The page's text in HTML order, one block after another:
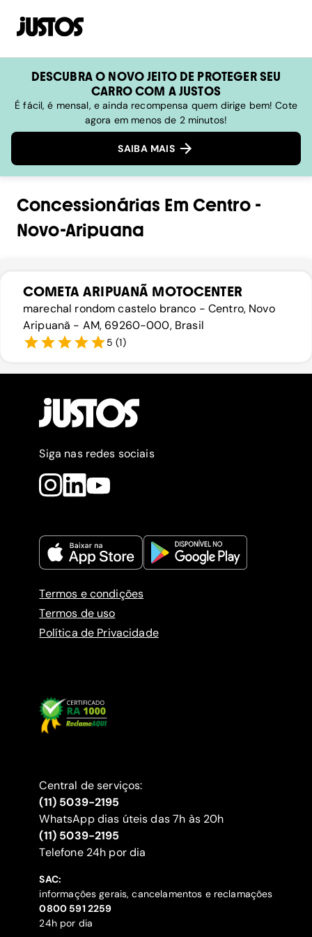
DESCUBRA O NOVO JEITO DE PROTEGER SEU
CARRO COM A JUSTOS
É fácil, é mensal, e ainda recompensa quem dirige bem! Cote
agora em menos de 2 minutos!
SAIBA MAIS
Concessionárias Em Centro-
Novo-Aripuana
COMETA ARIPUANÃ MOTOCENTER
marechal rondom castelo branco - Centro, Novo
Aripuanã - AM, 69260-000, Brasil
5 (1)
Siga nas redes sociais
Termos e condições
Termos de uso
Política de Privacidade
Central de serviços:
(11) 5039-2195
WhatsApp dias úteis das 7h às 20h
(11) 5039-2195
‍Telefone 24h por dia
SAC:
informações gerais, cancelamentos e reclamações
‍0800 591 2259
24h por dia